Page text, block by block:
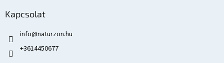
Kapcsolat
info@naturzon.hu
+3614450677